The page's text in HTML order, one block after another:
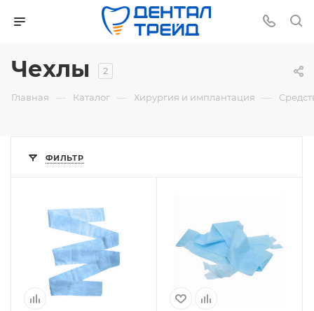
Чехлы 2
Главная — Каталог — Хирургия и имплантация —
ФИЛЬТР